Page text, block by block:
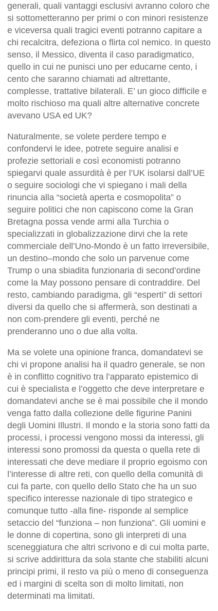
generali, quali vantaggi esclusivi avranno coloro che
si sottometteranno per primi o con minori resistenze
e viceversa quali tragici eventi potranno capitare a
chi recalcitra, defeziona o flirta col nemico. In questo
senso, il Messico, diventa il caso paradigmatico,
quello in cui ne punisci uno per educarne cento, i
cento che saranno chiamati ad altrettante,
complesse, trattative bilaterali. E’ un gioco difficile e
molto rischioso ma quali altre alternative concrete
avevano USA ed UK?
Naturalmente, se volete perdere tempo e
confondervi le idee, potrete seguire analisi e
profezie settoriali e così economisti potranno
spiegarvi quale assurdità è per l’UK isolarsi dall’UE
o seguire sociologi che vi spiegano i mali della
rinuncia alla “società aperta e cosmopolita” o
seguire politici che non capiscono come la Gran
Bretagna possa vende armi alla Turchia o
specializzati in globalizzazione dirvi che la rete
commerciale dell’Uno-Mondo è un fatto irreversibile,
un destino–mondo che solo un parvenue come
Trump o una sbiadita funzionaria di second’ordine
come la May possono pensare di contraddire. Del
resto, cambiando paradigma, gli “esperti” di settori
diversi da quello che si affermerà, son destinati a
non com-prendere gli eventi, perché ne
prenderanno uno o due alla volta.
Ma se volete una opinione franca, domandatevi se
chi vi propone analisi ha il quadro generale, se non
è in conflitto cognitivo tra l’apparato epistemico di
cui è specialista e l’oggetto che deve interpretare e
domandatevi anche se è mai possibile che il mondo
venga fatto dalla collezione delle figurine Panini
degli Uomini Illustri. Il mondo e la storia sono fatti da
processi, i processi vengono mossi da interessi, gli
interessi sono promossi da questa o quella rete di
interessati che deve mediare il proprio egoismo con
l’interesse di altre reti, con quello della comunità di
cui fa parte, con quello dello Stato che ha un suo
specifico interesse nazionale di tipo strategico e
comunque tutto -alla fine- risponde al semplice
setaccio del “funziona – non funziona”. Gli uomini e
le donne di copertina, sono gli interpreti di una
sceneggiatura che altri scrivono e di cui molta parte,
si scrive addirittura da sola stante che stabiliti alcuni
principi primi, il resto va più o meno di conseguenza
ed i margini di scelta son di molto limitati, non
determinati ma limitati.